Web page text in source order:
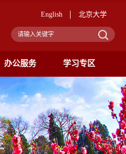
English 北京大学
办公服务 学习专区